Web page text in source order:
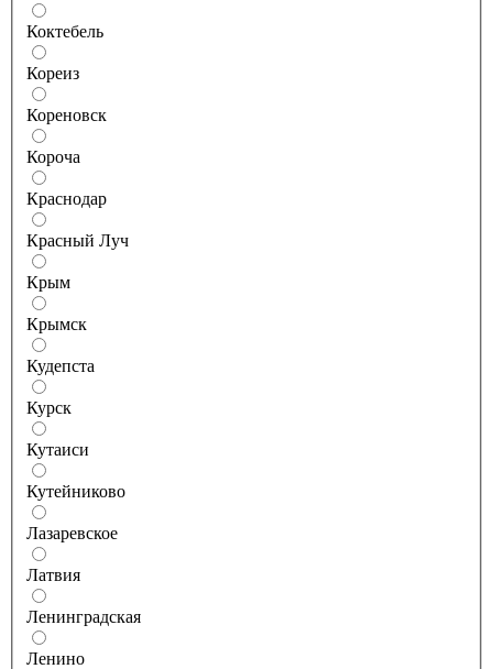
Коктебель
Кореиз
Кореновск
Короча
Краснодар
Красный Луч
Крым
Крымск
Кудепста
Курск
Кутаиси
Кутейниково
Лазаревское
Латвия
Ленинградская
Ленино